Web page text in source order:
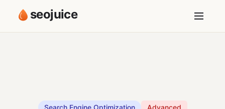
seojuice
Search Engine Optimization Advanced